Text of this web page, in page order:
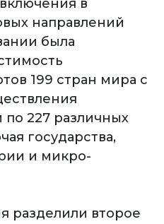
в
направлений
была
199 стран мира с
по 227 различных
государства,
и микро-
разделили второе